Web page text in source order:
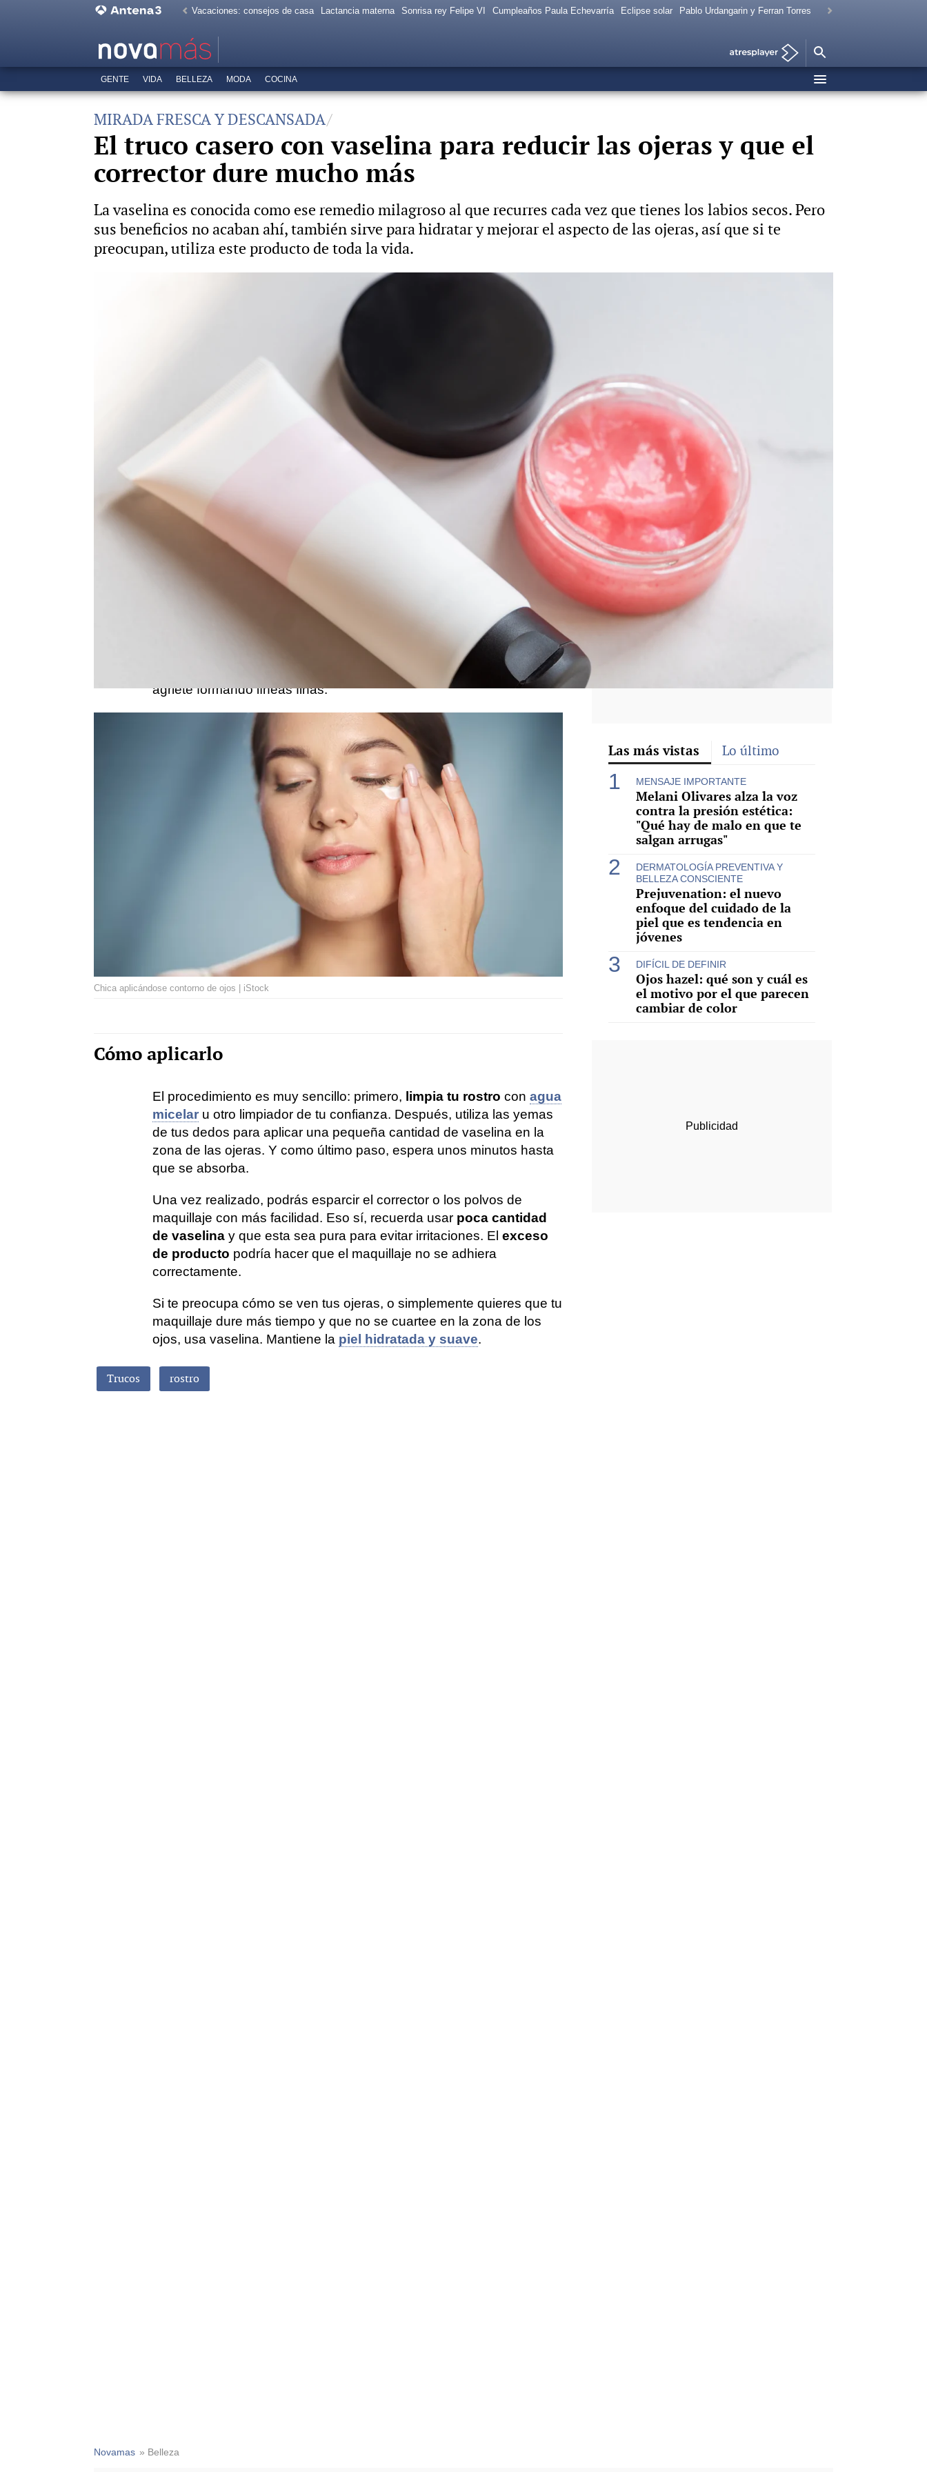
Vacaciones: consejos de casa Lactancia materna Sonrisa rey Felipe VI Cumpleaños Paula Echevarría Eclipse solar Pablo Urdangarin y Ferran Torres
GENTE VIDA BELLEZA MODA COCINA
MIRADA FRESCA Y DESCANSADA
El truco casero con vaselina para reducir las ojeras y que el
corrector dure mucho más
La vaselina es conocida como ese remedio milagroso al que recurres cada vez que tienes los labios secos. Pero
sus beneficios no acaban ahí, también sirve para hidratar y mejorar el aspecto de las ojeras, así que si te
preocupan, utiliza este producto de toda la vida.
El relleno de ojeras que no salió como esperaba: el aviso de la experta Ana Santamarina para evitar malos resultados
Blanca Hervás Hyliacom
15 de septiembre de 2025, 15:35 WhatsappFacebook
X Flipboard
tus ojeras en profundidad, porque forma una
barrera sobre la piel que retiene la humedad y previene la perdida de
acabado del maquillajeen esa zona
quede más suave cuando lo aplicas evitando que se reseque o
agriete formando líneas finas.
Chica aplicándose contorno de ojos | iStock
Cómo aplicarlo
El procedimiento es muy sencillo: primero, limpia tu rostro con agua
micelar u otro limpiador de tu confianza. Después, utiliza las yemas
de tus dedos para aplicar una pequeña cantidad de vaselina en la
zona de las ojeras. Y como último paso, espera unos minutos hasta
que se absorba.
Una vez realizado, podrás esparcir el corrector o los polvos de
maquillaje con más facilidad. Eso sí, recuerda usar poca cantidad
de vaselina y que esta sea pura para evitar irritaciones. El exceso
de producto podría hacer que el maquillaje no se adhiera
correctamente.
Si te preocupa cómo se ven tus ojeras, o simplemente quieres que tu
maquillaje dure más tiempo y que no se cuartee en la zona de los
ojos, usa vaselina. Mantiene la piel hidratada y suave.
Trucos rostro
Novamas » Belleza
Las más vistas Lo último
MENSAJE IMPORTANTE
Melani Olivares alza la voz
contra la presión estética:
"Qué hay de malo en que te
salgan arrugas"
DERMATOLOGÍA PREVENTIVA Y
BELLEZA CONSCIENTE
Prejuvenation: el nuevo
enfoque del cuidado de la
piel que es tendencia en
jóvenes
DIFÍCIL DE DEFINIR
Ojos hazel: qué son y cuál es
el motivo por el que parecen
cambiar de color